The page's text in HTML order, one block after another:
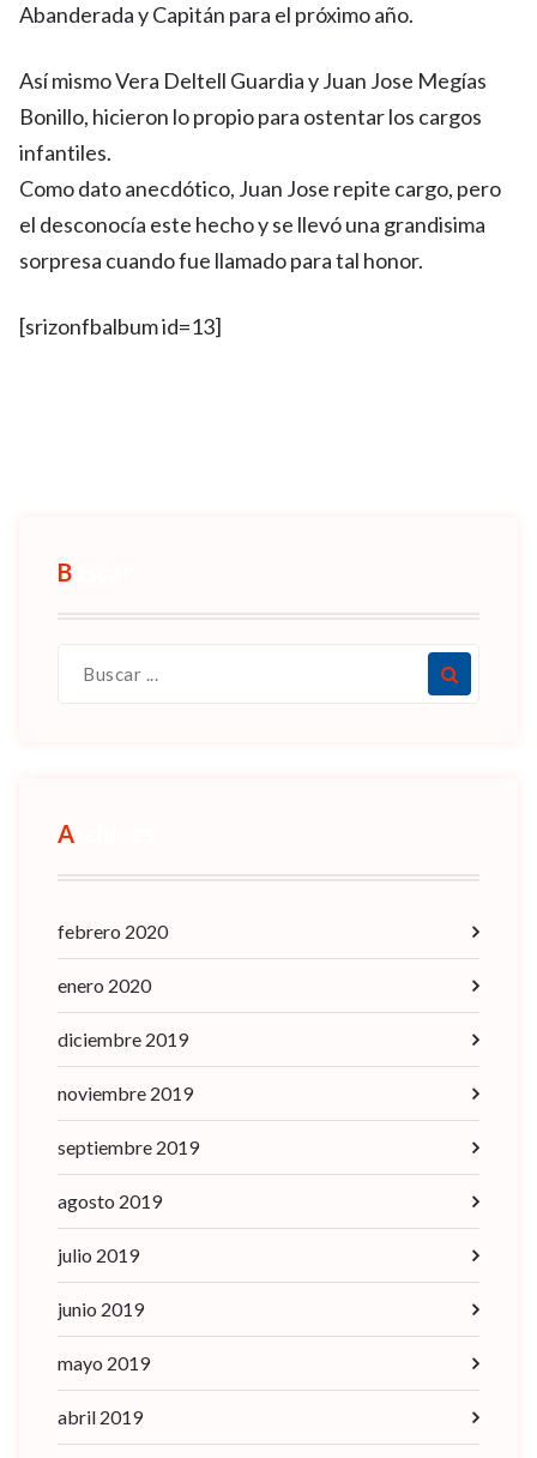
Abanderada y Capitán para el próximo año.
Así mismo Vera Deltell Guardia y Juan Jose Megías
Bonillo, hicieron lo propio para ostentar los cargos
infantiles.
Como dato anecdótico, Juan Jose repite cargo, pero
el desconocía este hecho y se llevó una grandisima
sorpresa cuando fue llamado para tal honor.
[srizonfbalbum id=13]
febrero 2020
enero 2020
diciembre 2019
noviembre 2019
septiembre 2019
agosto 2019
julio 2019
junio 2019
mayo 2019
abril 2019